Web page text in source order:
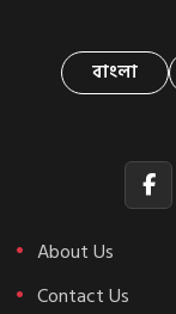
বাংলা
About Us
Contact Us